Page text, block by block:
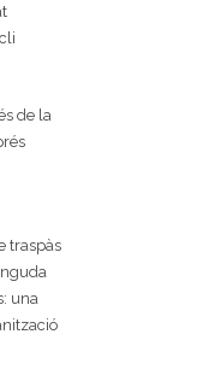
de la
traspàs
una